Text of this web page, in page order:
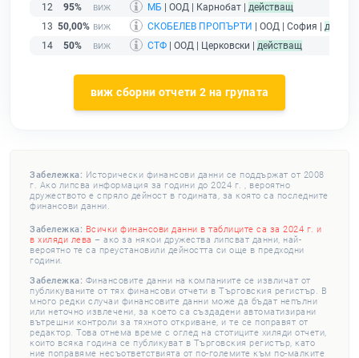
12
95% МБ | ООД | Карнобат | действащ
13 50,00% СКОБЕЛЕВ ПРОПЪРТИ | ООД | София |
14
50% СТФ | ООД | Церковски | действащ
виж сборни отчети 2 на групата
Забележка: Исторически финансови данни се поддържат от 2008
г. Ако липсва информация за години до 2024 г. , вероятно
дружеството е спряло дейност в годината, за която са последните
финансови данни.
Забележка: Всички финансови данни в таблиците са за 2024 г. и
в хиляди лева – ако за някои дружества липсват данни, най-
вероятно те са преустановили дейността си още в предходни
години.
Забележка: Финансовите данни на компаниите се извличат от
публикуваните от тях финансови отчети в Търговския регистър. В
много редки случаи финансовите данни може да бъдат непълни
или неточно извлечени, за което са създадени автоматизирани
вътрешни контроли за тяхното откриване, и те се поправят от
редактор. Това отнема време с оглед на стотиците хиляди отчети,
които всяка година се публикуват в Търговския регистър, като
ние поправяме несъответствията от по-големите към по-малките